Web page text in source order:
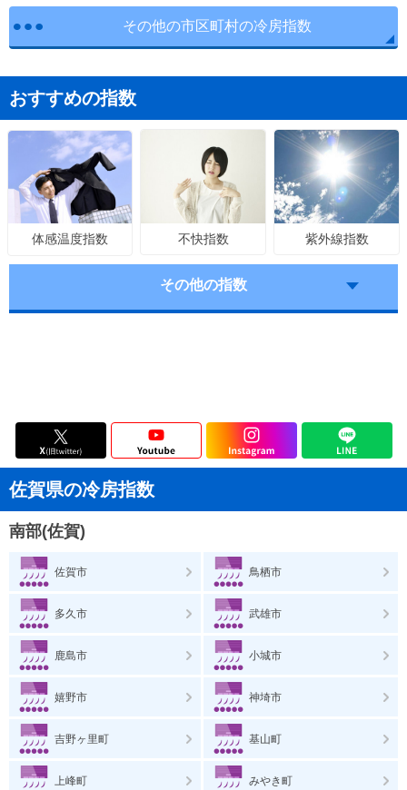
その他の市区町村の冷房指数
おすすめの指数
体感温度指数 不快指数 紫外線指数
その他の指数
佐賀県の冷房指数
南部(佐賀)
佐賀市 鳥栖市
多久市 武雄市
鹿島市 小城市
嬉野市 神埼市
吉野ヶ里町 基山町
上峰町 みやき町